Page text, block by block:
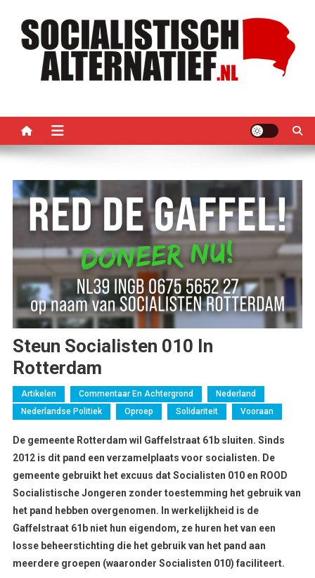
Steun Socialisten 010 In
Rotterdam
Artikelen Commentaar En Achtergrond
Nederland
Nederlandse Politiek
Oproep Solidariteit Vooraan
De gemeente Rotterdam wil Gaffelstraat 61b sluiten. Sinds
2012 is dit pand een verzamelplaats voor socialisten. De
gemeente gebruikt het excuus dat Socialisten 010 en ROOD
Socialistische Jongeren zonder toestemming het gebruik van
het pand hebben overgenomen. In werkelijkheid is de
Gaffelstraat 61b niet hun eigendom, ze huren het van een
losse beheerstichting die het gebruik van het pand aan
meerdere groepen (waaronder Socialisten 010) faciliteert.